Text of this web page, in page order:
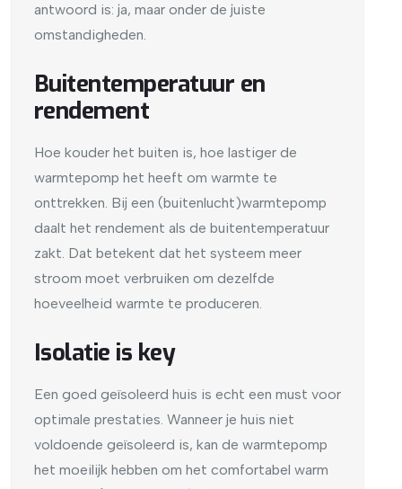
antwoord is: ja, maar onder de juiste
omstandigheden.
Buitentemperatuur en
rendement
Hoe kouder het buiten is, hoe lastiger de
warmtepomp het heeft om warmte te
onttrekken. Bij een (buitenlucht)warmtepomp
daalt het rendement als de buitentemperatuur
zakt. Dat betekent dat het systeem meer
stroom moet verbruiken om dezelfde
hoeveelheid warmte te produceren.
Isolatie is key
Een goed geïsoleerd huis is echt een must voor
optimale prestaties. Wanneer je huis niet
voldoende geïsoleerd is, kan de warmtepomp
het moeilijk hebben om het comfortabel warm